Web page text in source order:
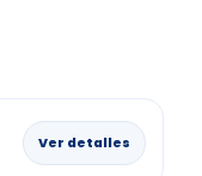
Ver detalles